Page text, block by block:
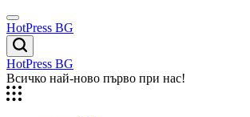
Skip
to
content
Menu
HotPress BG
Търсене
HotPress BG
Всичко най-ново първо при нас!